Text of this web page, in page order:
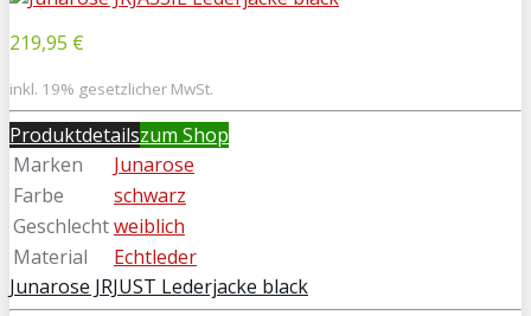
219,95 €
inkl. 19% gesetzlicher MwSt.
Produktdetailszum Shop
Marken
Junarose
Farbe
schwarz
Geschlechtweiblich
Material
Echtleder
Junarose JRJUST Lederjacke black